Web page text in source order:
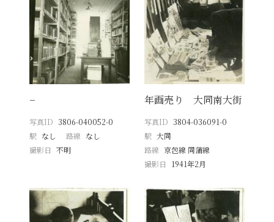
−
写真ID 3806-040052-0
駅 なし 路線 なし
撮影日
不明
年画売り 大同南大街
写真ID 3804-036091-0
駅 大同
路線 京包線 同蒲線
撮影日
1941年2月